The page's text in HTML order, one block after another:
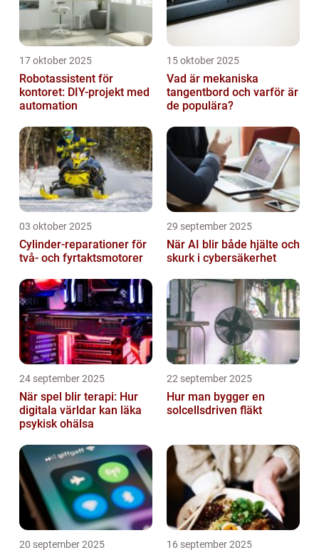
17 oktober 2025
Robotassistent för
kontoret: DIY-projekt med
automation
15 oktober 2025
Vad är mekaniska
tangentbord och varför är
de populära?
03 oktober 2025
Cylinder-reparationer för
två- och fyrtaktsmotorer
29 september 2025
När AI blir både hjälte och
skurk i cybersäkerhet
24 september 2025
När spel blir terapi: Hur
digitala världar kan läka
psykisk ohälsa
22 september 2025
Hur man bygger en
solcellsdriven fläkt
20 september 2025 16 september 2025